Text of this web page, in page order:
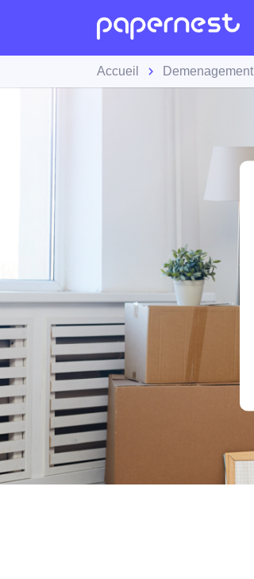
Accueil Demenagement